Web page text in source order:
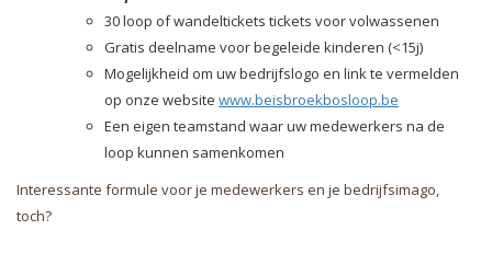
30 loop of wandeltickets tickets voor volwassenen
Gratis deelname voor begeleide kinderen (<15j)
Mogelijkheid om uw bedrijfslogo en link te vermelden
op onze website www.beisbroekbosloop.be
Een eigen teamstand waar uw medewerkers na de
loop kunnen samenkomen
Interessante formule voor je medewerkers en je bedrijfsimago,
toch?